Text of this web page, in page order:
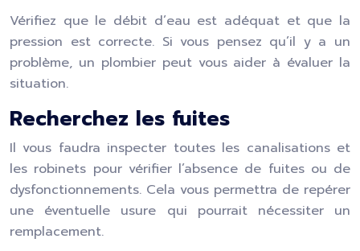
Vérifiez que le débit d’eau est adéquat et que la
pression est correcte. Si vous pensez qu’il y a un
problème, un plombier peut vous aider à évaluer la
situation.
Recherchez les fuites
Il vous faudra inspecter toutes les canalisations et
les robinets pour vérifier l’absence de fuites ou de
dysfonctionnements. Cela vous permettra de repérer
une éventuelle usure qui pourrait nécessiter un
remplacement.